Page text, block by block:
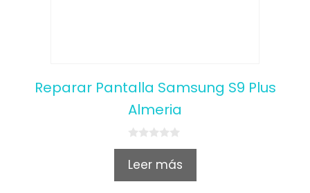
Reparar Pantalla Samsung S9 Plus
Almeria
0
u
Leer más